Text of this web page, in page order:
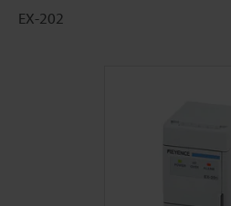
EX-202